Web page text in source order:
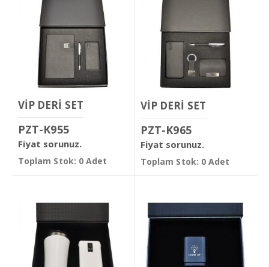
VİP DERİ SET
PZT-K955
Fiyat sorunuz.
Toplam Stok: 0 Adet
VİP DERİ SET
PZT-K965
Fiyat sorunuz.
Toplam Stok: 0 Adet